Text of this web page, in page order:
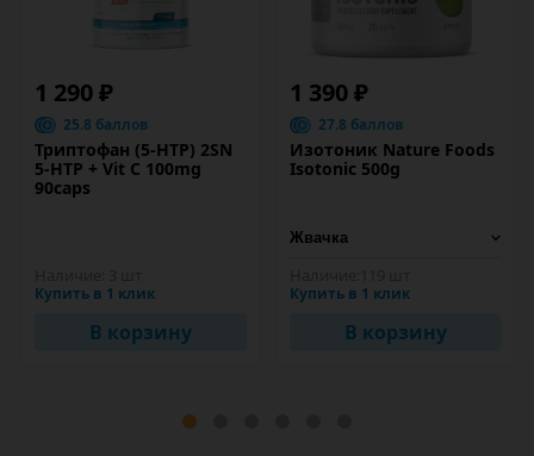
1 290 ₽
25.8 баллов
Триптофан (5-HTP) 2SN
5-HTP + Vit C 100mg
90caps
Купить в 1 клик
В корзину
1 390 ₽
27.8 баллов
Изотоник Nature Foods
Isotonic 500g
Купить в 1 клик
В корзину